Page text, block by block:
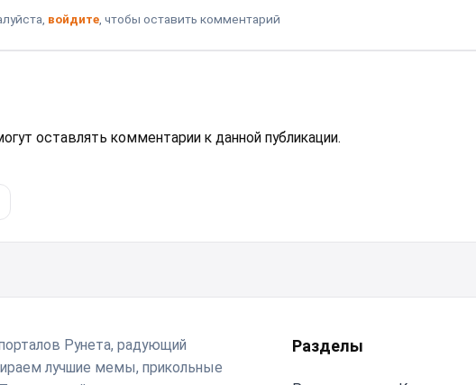
войдите, чтобы оставить комментарий
оставлять комментарии к данной публикации.
Рунета, радующий
лучшие мемы, прикольные
Разделы